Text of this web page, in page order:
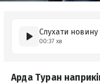
Слухати новину
00:37 хв
Арда Туран